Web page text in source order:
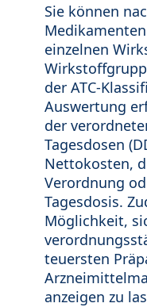
Sie können
einzelnen
der ATC-
Auswertung
der
Tagesdosen
Nettokosten,
Verordnung
Tagesdosis.
Möglichkeit,
teuersten
anzeigen zu